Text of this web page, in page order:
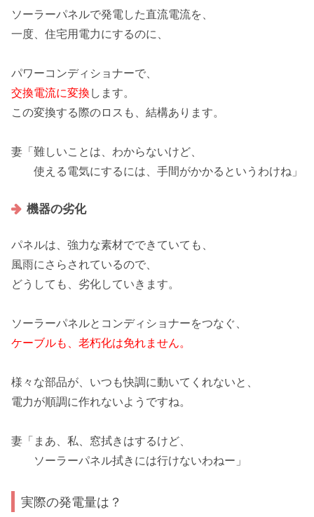
ソーラーパネルで発電した直流電流を、
一度、住宅用電力にするのに、
パワーコンディショナーで、
交換電流に変換 します。
この変換する際のロス も、結構あります。
妻「難しいことは、わからないけど、
使える電気にするには、 手間がかかる というわけね」
機器の劣化
パネルは、強力な素材でできていても、
風雨にさらされているので、
どうしても、劣化していきます。
ソーラーパネルとコンディショナーをつなぐ、
ケーブルも、老朽化は免れません。
様々な部品が、いつも快調に動いてくれないと
電力が順調に作れないようですね。
妻「まあ、私、窓拭きはするけど、
ソーラーパネル拭きには行けないわねー」
実際の発電量は？